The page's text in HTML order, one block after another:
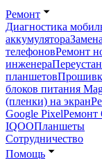
Ремонт
Диагностика
аккумулятора
телефоновРемонт
инженера
планшетов
блоков питания
(пленки) на экран
Google PixelРемонт
IQOOПланшеты
Сотрудничество
Помощь